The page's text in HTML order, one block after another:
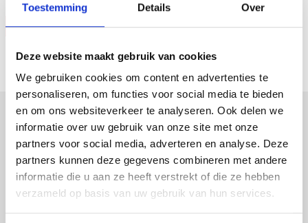
Toestemming Details Over
Deze website maakt gebruik van cookies
We gebruiken cookies om content en advertenties te
personaliseren, om functies voor social media te bieden
en om ons websiteverkeer te analyseren. Ook delen we
informatie over uw gebruik van onze site met onze
partners voor social media, adverteren en analyse. Deze
partners kunnen deze gegevens combineren met andere
informatie die u aan ze heeft verstrekt of die ze hebben
verzameld op basis van uw gebruik van hun services.
Vraag offerte
verpakkingen
displays
promotiemateriaal